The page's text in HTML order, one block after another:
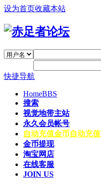
设为首页收藏本站
快捷导航
HomeBBS
搜索
视觉地带主站
永久会员帐号
自动充值金币自动充值
金币提现
淘宝网店
在线客服
JOIN US